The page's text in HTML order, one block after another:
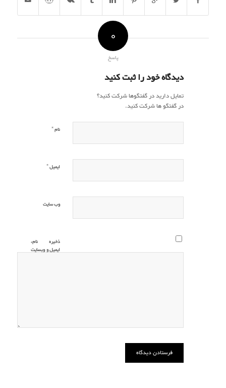
0
پاسخ
دیدگاه خود را ثبت کنید
تمایل دارید در گفتگوها شرکت کنید؟
در گفتگو ها شرکت کنید.
نام*
ایمیل*
وب‌ سایت
ذخیره نام،
ایمیل و وبسایت